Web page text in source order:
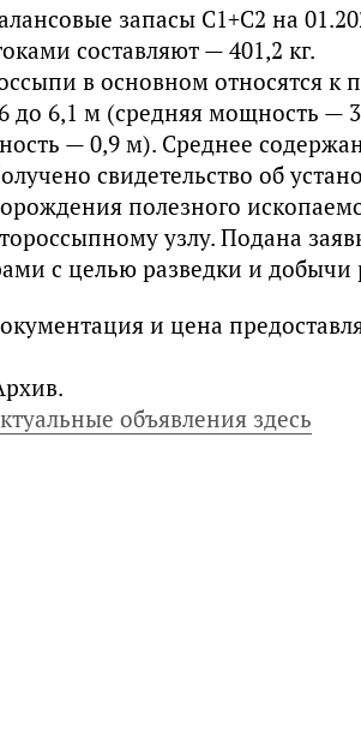
запасы С1+С2 на
составляют — 401,2 кг.
в основном относятся
до 6,1 м (средняя мощность —
— 0,9 м). Среднее
свидетельство об
полезного
узлу. Подана
с целью разведки и добычи
и цена
объявления здесь
инвесторов